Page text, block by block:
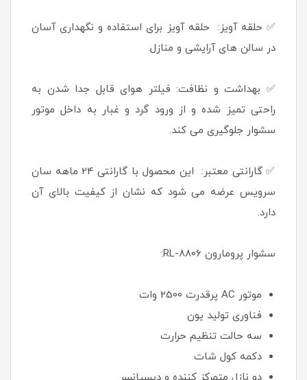
✅ حلقه آویز: حلقه آویز برای استفاده و نگهداری آسان
در سالن های آرایشی و منازل.
✅ بهداشت و نظافت: فیلتر هوای قابل جدا شدن به
راحتی تمیز شده و از ورود گرد و غبار به داخل موتور
سشوار جلوگیری می کند.
✅ گارانتی معتبر: این محصول با گارانتی 24 ماهه سان
سرویس عرضه می شود که نشان از کیفیت بالای آن
دارد.
سشوار پرومارون RL-8806:
موتور AC پرقدرت 2500 وات
فناوری تولید یون
سه حالت تنظیم حرارت
دکمه کول شات